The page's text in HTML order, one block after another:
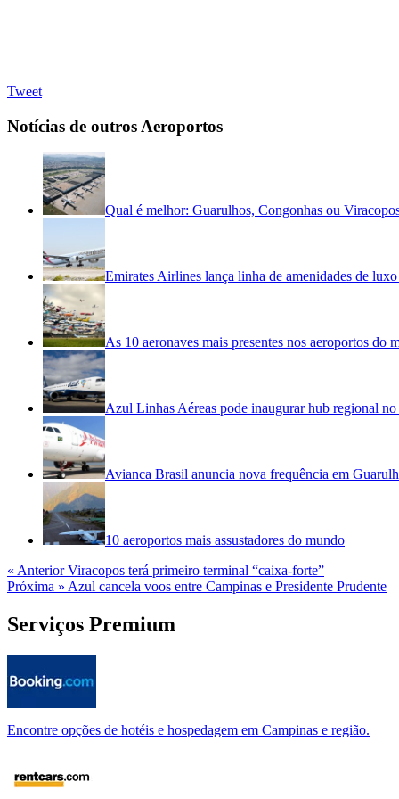
Tweet
Notícias de outros Aeroportos
Qual é melhor: Guarulhos, Congonhas ou
Emirates Airlines lança linha de amenidades de
As 10 aeronaves mais presentes nos aeroportos do
Azul Linhas Aéreas pode inaugurar hub regional
Avianca Brasil anuncia nova frequência em
10 aeroportos mais assustadores do mundo
« AnteriorViracopos terá primeiro terminal “caixa-forte”
Próxima » Azul cancela voos entre Campinas e Presidente Prudente
Serviços Premium
Encontre opções de hotéis e hospedagem em Campinas e região.